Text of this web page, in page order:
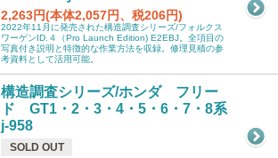
2,263円(本体2,057円、税206円)
2022年11月に発売された構造調査シリーズ/フォルクス
ワーゲンID.４（Pro Launch Edition) E2EBJ。全項目の
写真付き説明と特徴的な作業方法を収録。修理見積の参
考資料として活用可能。
構造調査シリーズ/ホンダ フリー
ド GT1・2・3・4・5・6・7・8系
j-958
SOLD OUT